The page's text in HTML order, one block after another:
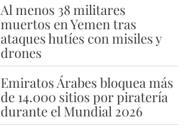
Al menos 38 militares
muertos en Yemen tras
ataques hutíes con misiles y
drones
Emiratos Árabes bloquea más
de 14.000 sitios por piratería
durante el Mundial 2026